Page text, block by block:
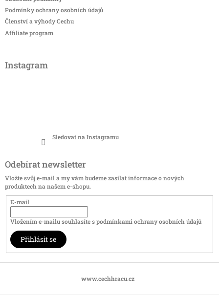
Podmínky ochrany osobních údajů
Členství a výhody Cechu
Affiliate program
Instagram
Sledovat na Instagramu
Odebírat newsletter
Vložte svůj e-mail a my vám budeme zasílat informace o nových
produktech na našem e-shopu.
E-mail
Vložením e-mailu souhlasíte spodmínkami ochrany osobních údajů
Přihlásit se
www.cechhracu.cz